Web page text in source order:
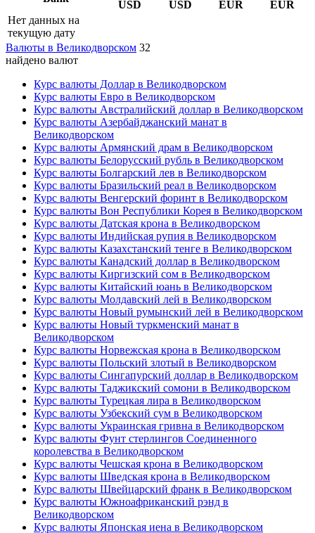
USD USD EUR
EUR
Нет данных на
текущую дату
Валюты в Великодворском 32
найдено валют
Курс валюты Доллар в Великодворском
Курс валюты Евро в Великодворском
Курс валюты Австралийский доллар в Великодворском
Курс валюты Азербайджанский манат в
Великодворском
Курс валюты Армянский драм в Великодворском
Курс валюты Белорусский рубль в Великодворском
Курс валюты Болгарский лев в Великодворском
Курс валюты Бразильский реал в Великодворском
Курс валюты Венгерский форинт в Великодворском
Курс валюты Вон Республики Корея в Великодворском
Курс валюты Датская крона в Великодворском
Курс валюты Индийская рупия в Великодворском
Курс валюты Казахстанский тенге в Великодворском
Курс валюты Канадский доллар в Великодворском
Курс валюты Киргизский сом в Великодворском
Курс валюты Китайский юань в Великодворском
Курс валюты Молдавский лей в Великодворском
Курс валюты Новый румынский лей в Великодворском
Курс валюты Новый туркменский манат в
Великодворском
Курс валюты Норвежская крона в Великодворском
Курс валюты Польский злотый в Великодворском
Курс валюты Сингапурский доллар в Великодворском
Курс валюты Таджикский сомони в Великодворском
Курс валюты Турецкая лира в Великодворском
Курс валюты Узбекский сум в Великодворском
Курс валюты Украинская гривна в Великодворском
Курс валюты Фунт стерлингов Соединенного
королевства в Великодворском
Курс валюты Чешская крона в Великодворском
Курс валюты Шведская крона в Великодворском
Курс валюты Швейцарский франк в Великодворском
Курс валюты Южноафриканский рэнд в
Великодворском
Курс валюты Японская иена в Великодворском